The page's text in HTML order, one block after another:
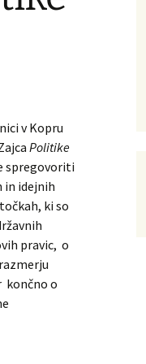
v Kopru
Politike
spregovoriti
in idejnih
ki so
pravic, o
končno o